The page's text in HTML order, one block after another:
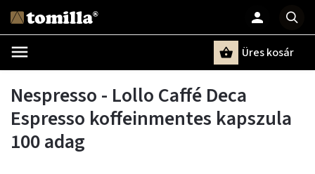
Üres kosár
Nespresso - Lollo Caffé Deca
Espresso koffeinmentes kapszula
100 adag